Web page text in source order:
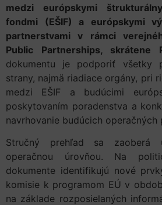
medzi európskymi
fondmi (EŠIF) a európskymi
partnerstvami v rámci
Public Partnerships, skrátene
dokumentu je podporiť všetky
strany, najmä riadiace orgány, pri
medzi EŠIF a budúcimi
poskytovaním poradenstva a
navrhovanie budúcich operačných
Stručný prehľad sa zaoberá
operačnou úrovňou. Na
dokumente identifikujú nové
komisie k programom EÚ v
na základe rozposielaných